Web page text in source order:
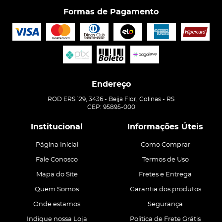
Formas de Pagamento
Endereço
ROD ERS 129, 3436 - Beija Flor, Colinas - RS
CEP: 95895-000
Institucional
Página Inicial
Fale Conosco
Mapa do Site
Quem Somos
Onde estamos
Indique nossa Loja
Informações Úteis
Como Comprar
Termos de Uso
Fretes e Entrega
Garantia dos produtos
Segurança
Politica de Frete Grátis